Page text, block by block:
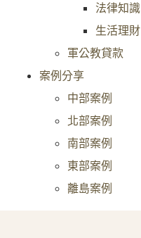
法律知識
生活理財
軍公教貸款
案例分享
中部案例
北部案例
南部案例
東部案例
離島案例